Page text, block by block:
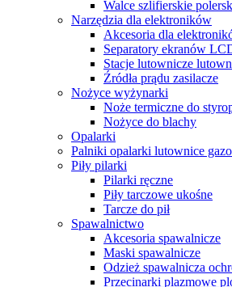
Walce szlifierskie
Narzędzia dla elektroników
Akcesoria dla
Separatory ekranów
Stacje lutownicze
Źródła prądu zasilacze
Nożyce wyżynarki
Noże termiczne do
Nożyce do blachy
Opalarki
Palniki opalarki lutownice
Piły pilarki
Pilarki ręczne
Piły tarczowe ukośne
Tarcze do pił
Spawalnictwo
Akcesoria spawalnicze
Maski spawalnicze
Odzież spawalnicza
Przecinarki plazmowe